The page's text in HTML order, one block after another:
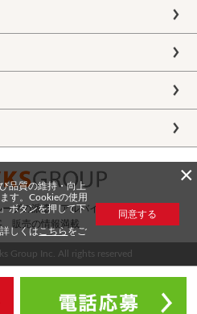
プの派遣・アルバイト求人
販売の情報満載
Group Inc. All rights reserved
×
品質の維持・向上
す。Cookieの使用
ボタンを押して下
しくは こちらをご
同意する